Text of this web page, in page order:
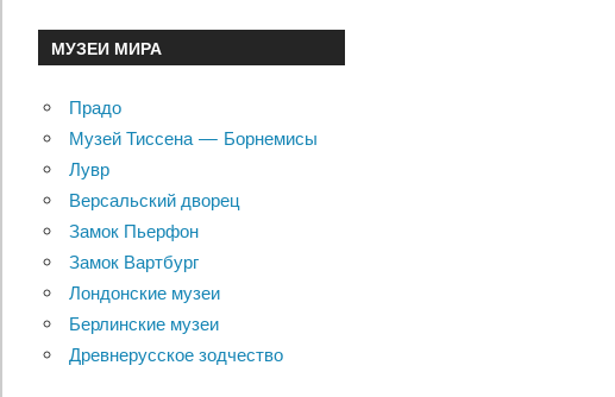
МУЗЕИ МИРА
Прадо
Музей Тиссена — Борнемисы
Лувр
Версальский дворец
Замок Пьерфон
Замок Вартбург
Лондонские музеи
Берлинские музеи
Древнерусское зодчество